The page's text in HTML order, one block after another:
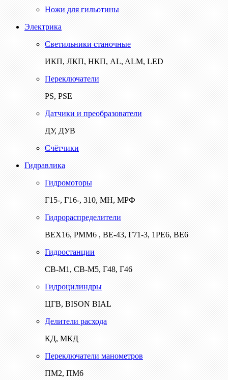
Ножи для гильотины
Электрика
Светильники станочные
ИКП, ЛКП, НКП, AL, ALM, LED
Переключатели
PS, PSE
Датчики и преобразователи
ДУ, ДУВ
Счётчики
Гидравлика
Гидромоторы
Г15-, Г16-, 310, МН, МРФ
Гидрораспределители
ВЕХ16, РММ6 , ВЕ-43, Г71-3, 1РЕ6, ВЕ6
Гидростанции
СВ-М1, СВ-М5, Г48, Г46
Гидроцилиндры
ЦГВ, BISON BIAL
Делители расхода
КД, МКД
Переключатели манометров
ПМ2, ПМ6